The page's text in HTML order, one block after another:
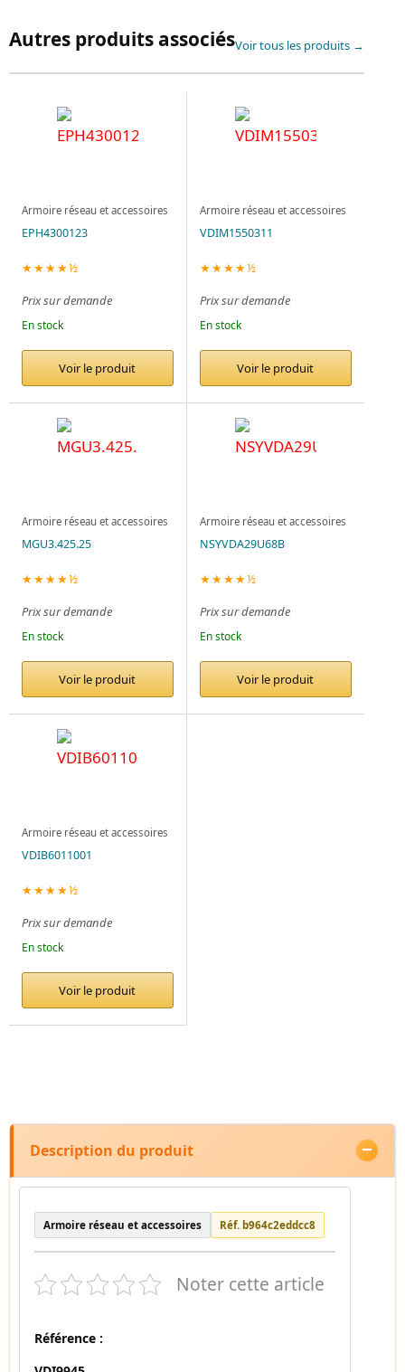
Autres produits associésVoir tous les produits →
Armoire réseau et accessoires
EPH4300123
★★★★½
Prix sur demande
En stock
Voir le produit
Armoire réseau et accessoires
VDIM1550311
★★★★½
Prix sur demande
En stock
Voir le produit
Armoire réseau et accessoires
MGU3.425.25
★★★★½
Prix sur demande
En stock
Voir le produit
Armoire réseau et accessoires
NSYVDA29U68B
★★★★½
Prix sur demande
En stock
Voir le produit
Armoire réseau et accessoires
VDIB6011001
★★★★½
Prix sur demande
En stock
Voir le produit
Description du produit
Armoire réseau et accessoires Réf. b964c2eddcc8
Noter cette article
Référence :